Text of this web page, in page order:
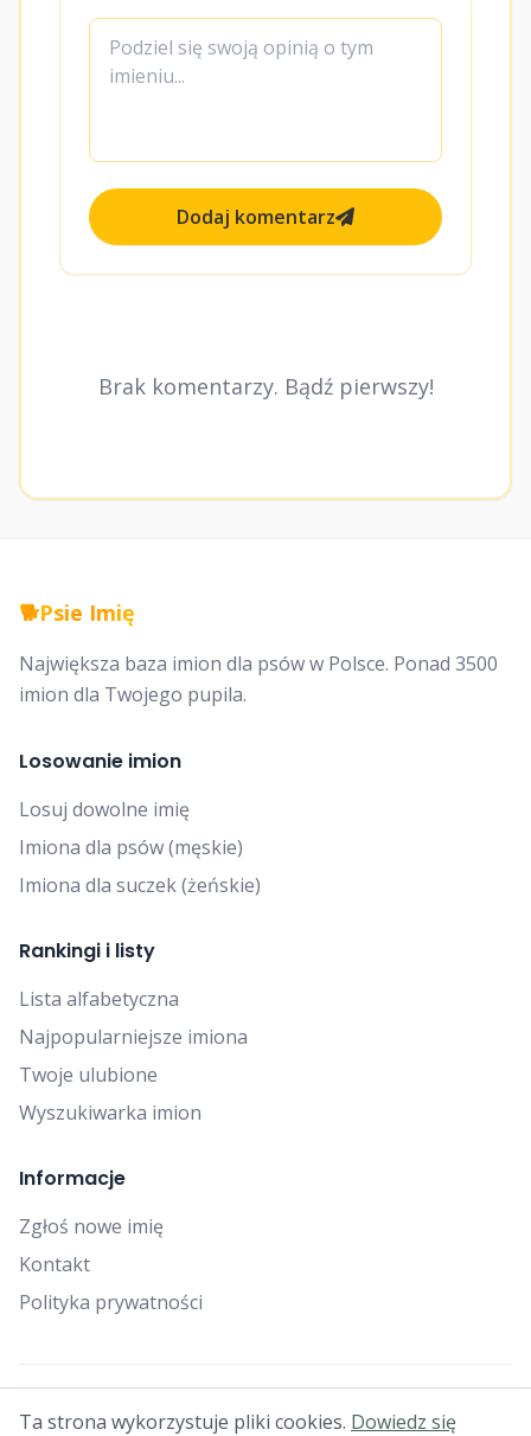
Dodaj komentarz
Brak komentarzy. Bądź pierwszy!
🐕Psie Imię
Największa baza imion dla psów w Polsce. Ponad 3500
imion dla Twojego pupila.
Losowanie imion
Losuj dowolne imię
Imiona dla psów (męskie)
Imiona dla suczek (żeńskie)
Rankingi i listy
Lista alfabetyczna
Najpopularniejsze imiona
Twoje ulubione
Wyszukiwarka imion
Informacje
Zgłoś nowe imię
Kontakt
Polityka prywatności
© 2025 Falcon Bytes. Wszelkie prawa zastrzeżone.
Ta strona wykorzystuje pliki cookies. Dowiedz się